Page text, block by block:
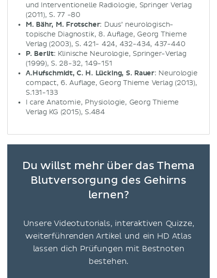
und Interventionelle Radiologie, Springer Verlag
(2011), S. 77 -80
M. Bähr, M. Frotscher: Duus’ neurologisch-
topische Diagnostik, 8. Auflage, Georg Thieme
Verlag (2003), S. 421- 424, 432-434, 437-440
P. Berlit: Klinische Neurologie, Springer-Verlag
(1999), S. 28-32, 149-151
A.Hufschmidt, C. H. Lücking, S. Rauer: Neurologie
compact, 6. Auflage, Georg Thieme Verlag (2013),
S.131-133
I care Anatomie, Physiologie, Georg Thieme
Verlag KG (2015), S.484
Du willst mehr über das Thema
Blutversorgung des Gehirns
lernen?
Unsere Videotutorials, interaktiven Quizze,
weiterführenden Artikel und ein HD Atlas
lassen dich Prüfungen mit Bestnoten
bestehen.